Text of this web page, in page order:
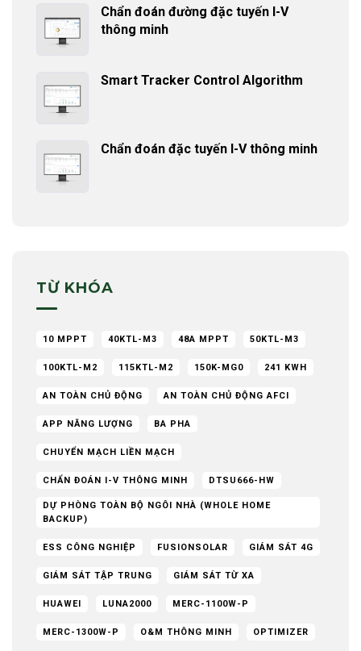
Chẩn đoán đường đặc tuyến I-V
thông minh
Smart Tracker Control Algorithm
Chẩn đoán đặc tuyến I-V thông minh
TỪ KHÓA
10 MPPT 40KTL-M3 48A MPPT 50KTL-M3
100KTL-M2 115KTL-M2 150K-MG0 241 KWH
AN TOÀN CHỦ ĐỘNG AN TOÀN CHỦ ĐỘNG AFCI
APP NĂNG LƯỢNG BA PHA
CHUYỂN MẠCH LIỀN MẠCH
CHẨN ĐOÁN I-V THÔNG MINH DTSU666-HW
DỰ PHÒNG TOÀN BỘ NGÔI NHÀ (WHOLE HOME
BACKUP)
ESS CÔNG NGHIỆP FUSIONSOLAR GIÁM SÁT 4G
GIÁM SÁT TẬP TRUNG GIÁM SÁT TỪ XA
HUAWEI LUNA2000 MERC-1100W-P
MERC-1300W-P O&M THÔNG MINH OPTIMIZER